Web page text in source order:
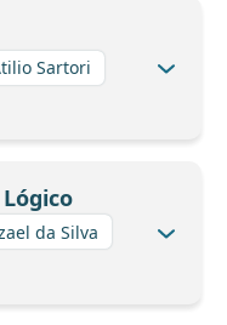
Sartori
da Silva